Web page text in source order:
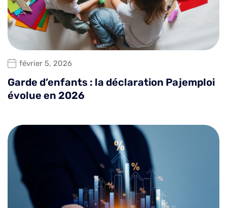
février 5, 2026
Garde d’enfants : la déclaration Pajemploi
évolue en 2026